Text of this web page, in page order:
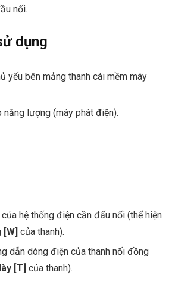
nối.
dụng
yếu bên mảng thanh cái mềm máy
năng lượng (máy phát điện).
hệ thống điện cần đấu nối (thể hiện
[W] của thanh).
dẫn dòng điện của thanh nối đồng
[T] của thanh).